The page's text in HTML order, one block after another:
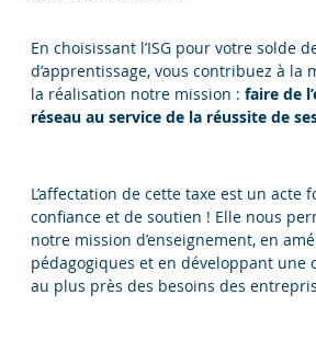
En choisissant l’ISG pour votre solde
d’apprentissage, vous contribuez à la
la réalisation notre mission : faire de
réseau au service de la réussite de
L’affectation de cette taxe est un acte
confiance et de soutien ! Elle nous
notre mission d’enseignement, en
pédagogiques et en développant une
au plus près des besoins des